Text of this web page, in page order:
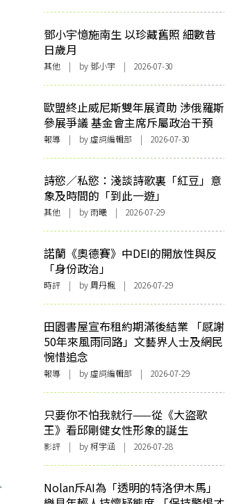
鄧小宇憶施南生 以珍藏舊照 細數昔
日歲月
其他 | by 鄧小宇 | 2026-07-30
歐盟終止威尼斯雙年展資助 涉俄羅斯
參展爭議 基金會主席斥屬政治干預
報導 | by 虛詞編輯部 | 2026-07-30
詩慾／私慾：淺談詩歌裏「紅豆」意
象及時間的「到此一遊」
其他 | by 雨曦 | 2026-07-29
諾蘭《奧德賽》中DEI的開放性與反
「身份政治」
時評 | by 周丹楓 | 2026-07-29
田園書屋宣布租約期滿後結業 「感謝
50年來風雨同路」文藝界人士及網民
惋惜追念
報導 | by 虛詞編輯部 | 2026-07-29
只要你不怕我就行——從《大盜歌
王》看邱剛健女性形象的誕生
影評 | by 柯宇涵 | 2026-07-28
Nolan斥AI為「透明的特洛伊木馬」